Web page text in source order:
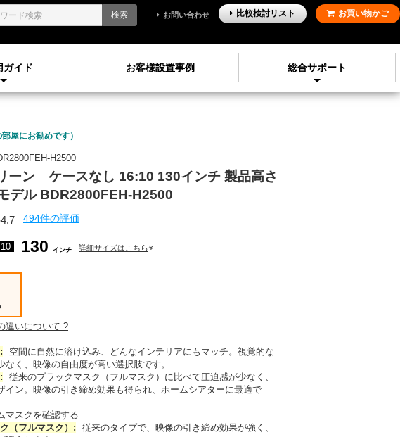
ガイド お客様設置事例 総合サポート
検索 お問い合わせ 比較検討リスト お買い物かご
屋にお勧めです）
ーン ケースなし 16:10 130インチ 製品高さ
デル BDR2800FEH-H2500
H2500
494件の評価
130 インチ 詳細サイズはこちら
違いについて ?
空間に自然に溶け込み、どんなインテリアにもマッチ。 視覚的な
なく 、映像の自由度が高い選択肢です。
従来のブラックマスク（フルマスク）に比べて圧迫感が少なく、
イン。 映像の引き締め効果も得られ、ホームシアターに最適で
マスクを確認する
（フルマスク）:
従来のタイプで、映像の引き締め効果が強く、